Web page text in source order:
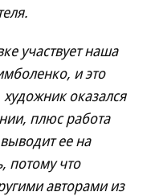
участвует наша
и это
оказался
плюс работа
ее на
потому что
авторами из